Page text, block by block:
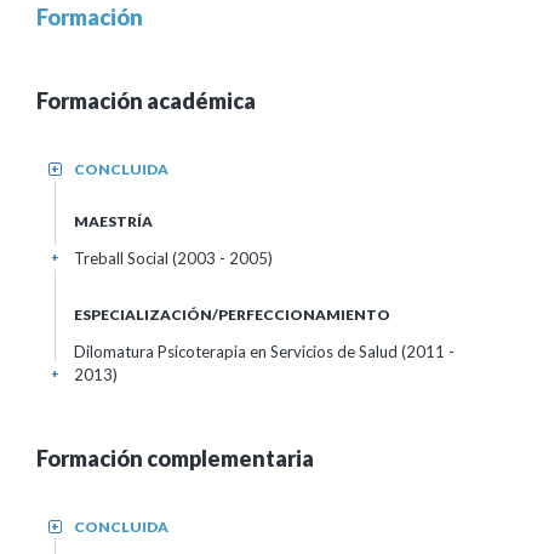
Formación
Formación académica
CONCLUIDA
+
MAESTRÍA
Treball Social (2003 - 2005)
+
ESPECIALIZACIÓN/PERFECCIONAMIENTO
Dilomatura Psicoterapia en Servicios de Salud (2011 -
2013)
+
Formación complementaria
CONCLUIDA
+